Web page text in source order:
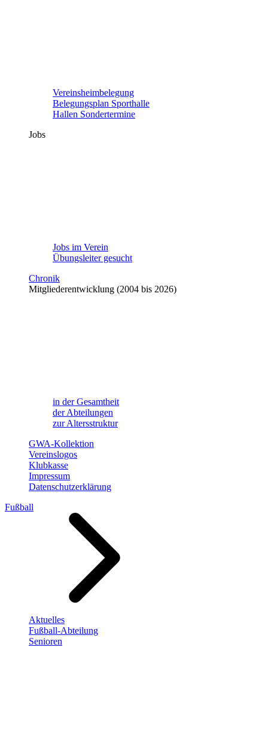
Vereinsheimbelegung
Belegungsplan Sporthalle
Hallen Sondertermine
Jobs
Jobs im Verein
Übungsleiter gesucht
Chronik
Mitgliederentwicklung (2004 bis 2026)
in der Gesamtheit
der Abteilungen
zur Altersstruktur
GWA-Kollektion
Vereinslogos
Klubkasse
Impressum
Datenschutzerklärung
Fußball
Aktuelles
Fußball-Abteilung
Senioren